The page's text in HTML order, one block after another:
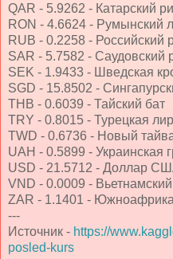
QAR - 5.9262 - Катарский
RON - 4.6624 - Румынский
RUB - 0.2258 - Российский
SAR - 5.7582 - Саудовский
SEK - 1.9433 - Шведская
SGD - 15.8502 -
THB - 0.6039 - Тайский бат
TRY - 0.8015 - Турецкая
TWD - 0.6736 - Новый
UAH - 0.5899 - Украинская
USD - 21.5712 - Доллар
VND - 0.0009 -
ZAR - 1.1401 -
---
Источник - https://
posled-kurs